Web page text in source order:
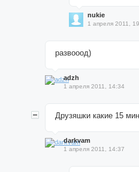
nukie
1 апреля 2011,
развооод)
adzh
1 апреля 2011, 14:34
Друзяшки какие 15
darkvam
1 апреля 2011, 14:37